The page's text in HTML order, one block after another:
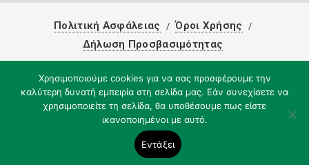
Πολιτική Ασφάλειας
Όροι Χρήσης
Δήλωση Προσβασιμότητας
Χρησιμοποιούμε cookies για να σας προσφέρουμε την
καλύτερη δυνατή εμπειρία στη σελίδα μας. Εάν συνεχίσετε να
χρησιμοποιείτε τη σελίδα, θα υποθέσουμε πως είστε
ικανοποιημένοι με αυτό.
Εντάξει